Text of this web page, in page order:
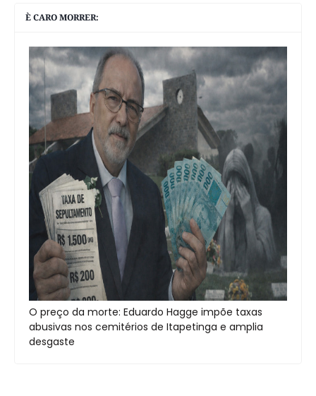
È CARO MORRER:
O preço da morte: Eduardo Hagge impõe taxas
abusivas nos cemitérios de Itapetinga e amplia
desgaste